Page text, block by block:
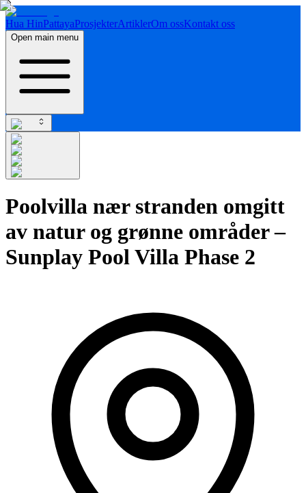
Hua HinPattayaProsjekterArtiklerOm ossKontakt oss
Open main menu
Poolvilla nær stranden omgitt
av natur og grønne områder –
Sunplay Pool Villa Phase 2